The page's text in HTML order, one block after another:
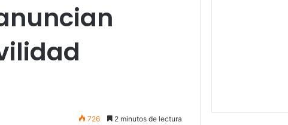
726 2 minutos de lectura